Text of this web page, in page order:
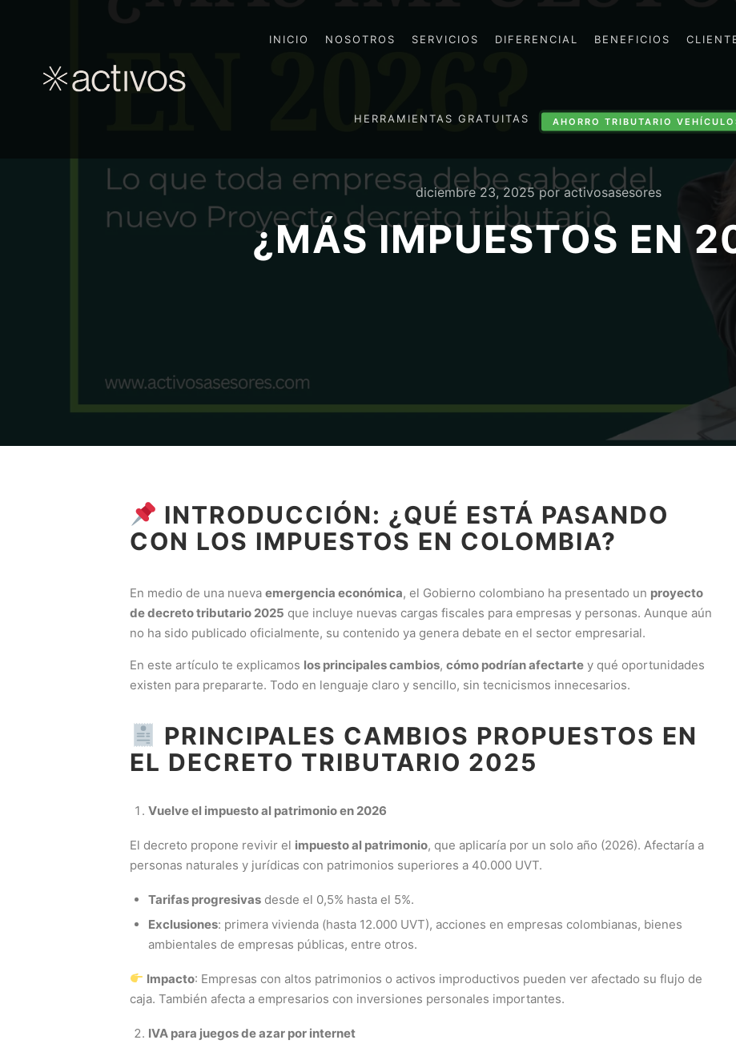
INICIO NOSOTROS SERVICIOS DIFERENCIAL BENEFICIOS
HERRAMIENTAS GRATUITAS AHORRO TRIBUTARIO
diciembre 23, 2025poractivosasesores
¿MÁS IMPUESTOS EN
INTRODUCCIÓN: ¿QUÉ ESTÁ PASANDO
CON LOS IMPUESTOS EN COLOMBIA?
En medio de una nueva emergencia económica, el Gobierno colombiano ha presentado un proyecto
de decreto tributario 2025 que incluye nuevas cargas fiscales para empresas y personas. Aunque aún
no ha sido publicado oficialmente, su contenido ya genera debate en el sector empresarial.
En este artículo te explicamos los principales cambios, cómo podrían afectarte y qué oportunidades
existen para prepararte. Todo en lenguaje claro y sencillo, sin tecnicismos innecesarios.
PRINCIPALES CAMBIOS PROPUESTOS EN
EL DECRETO TRIBUTARIO 2025
Vuelve el impuesto al patrimonio en 2026
El decreto propone revivir el impuesto al patrimonio, que aplicaría por un solo año (2026). Afectaría a
personas naturales y jurídicas con patrimonios superiores a 40.000 UVT.
Tarifas progresivasdesde el 0,5% hasta el 5%.
Exclusiones: primera vivienda (hasta 12.000 UVT), acciones en empresas colombianas, bienes
ambientales de empresas públicas, entre otros.
Impacto: Empresas con altos patrimonios o activos improductivos pueden ver afectado su flujo de
caja. También afecta a empresarios con inversiones personales importantes.
IVA para juegos de azar por internet